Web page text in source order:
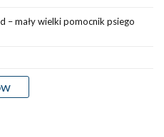
– mały wielki pomocnik psiego